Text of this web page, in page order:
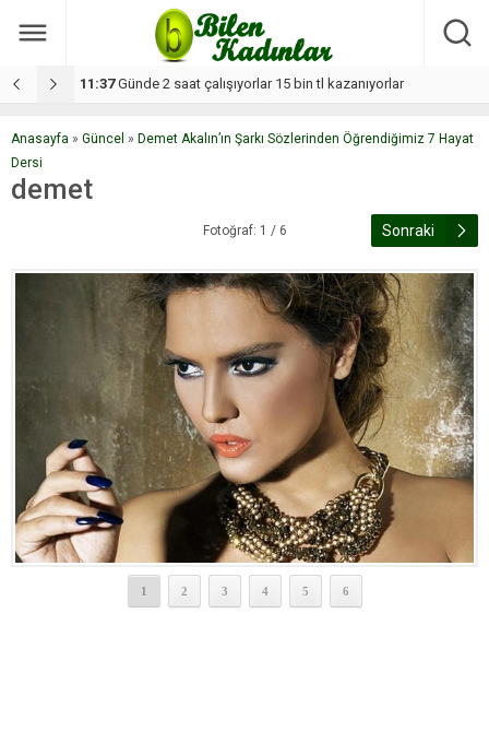
11:37Günde 2 saat çalışıyorlar 15 bin tl kazanıyorlar
Anasayfa » Güncel » Demet Akalın’ın Şarkı Sözlerinden Öğrendiğimiz 7 Hayat
Dersi
demet
Fotoğraf: 1 / 6 Sonraki
1 2 3 4 5 6